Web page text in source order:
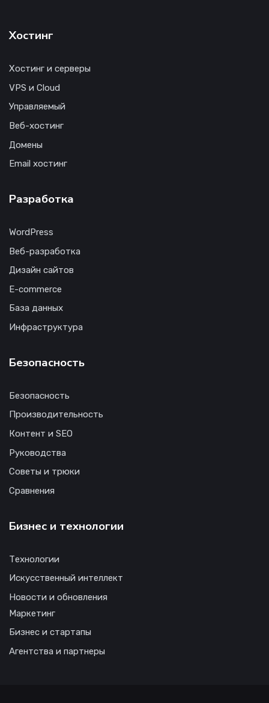
Хостинг
Хостинг и серверы
VPS и Cloud
Управляемый
Веб-хостинг
Домены
Email хостинг
Разработка
WordPress
Веб-разработка
Дизайн сайтов
E-commerce
База данных
Инфраструктура
Безопасность
Безопасность
Производительность
Контент и SEO
Руководства
Советы и трюки
Сравнения
Бизнес и технологии
Технологии
Искусственный интеллект
Новости и обновления
Маркетинг
Бизнес и стартапы
Агентства и партнеры